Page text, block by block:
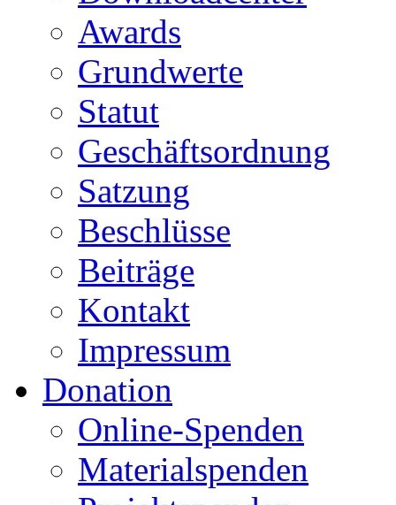
Awards
Grundwerte
Statut
Geschäftsordnung
Satzung
Beschlüsse
Beiträge
Kontakt
Impressum
Donation
Online-Spenden
Materialspenden